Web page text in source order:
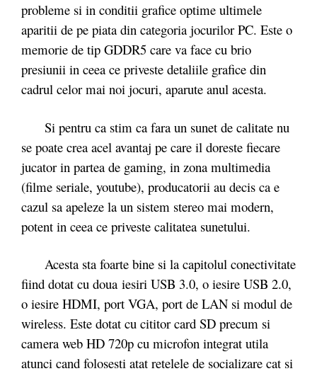
probleme si in conditii grafice optime ultimele
aparitii de pe piata din categoria jocurilor PC. Este o
memorie de tip GDDR5 care va face cu brio
presiunii in ceea ce priveste detaliile grafice din
cadrul celor mai noi jocuri, aparute anul acesta.
Si pentru ca stim ca fara un sunet de calitate nu
se poate crea acel avantaj pe care il doreste fiecare
jucator in partea de gaming, in zona multimedia
(filme seriale, youtube), producatorii au decis ca e
cazul sa apeleze la un sistem stereo mai modern,
potent in ceea ce priveste calitatea sunetului.
Acesta sta foarte bine si la capitolul conectivitate
fiind dotat cu doua iesiri USB 3.0, o iesire USB 2.0,
o iesire HDMI, port VGA, port de LAN si modul de
wireless. Este dotat cu cititor card SD precum si
camera web HD 720p cu microfon integrat utila
atunci cand folosesti atat retelele de socializare cat si